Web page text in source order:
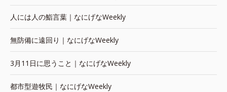
人には人の鮨言葉｜なにげなWeekly
無防備に遠回り｜なにげなWeekly
3月11日に思うこと｜なにげなWeekly
都市型遊牧民｜なにげなWeekly